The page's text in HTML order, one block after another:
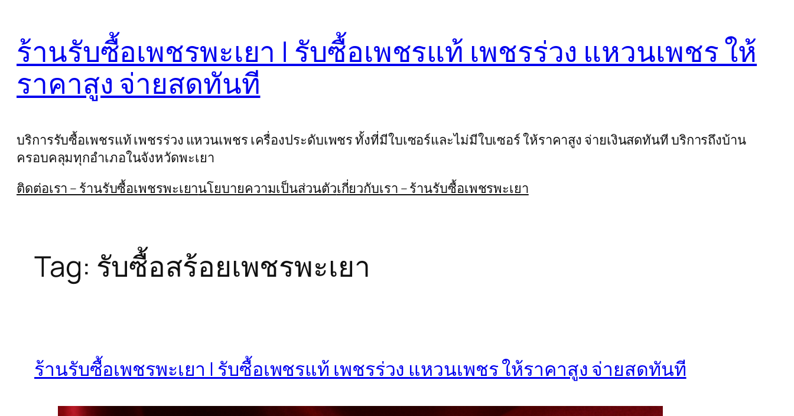
content
ร้านรับซื้อเพชรพะเยา | รับซื้อเพชรแท้ เพชรร่วง แหวนเพชร ให้
ราคาสูง จ่ายสดทันที
บริการรับซื้อเพชรแท้ เพชรร่วง แหวนเพชร เครื่องประดับเพชร ทั้งที่มีใบเซอร์และไม่มีใบเซอร์ ให้ราคาสูง จ่ายเงินสดทันที บริการถึงบ้าน
ครอบคลุมทุกอำเภอในจังหวัดพะเยา
ติดต่อเรา – ร้านรับซื้อเพชรพะเยานโยบายความเป็นส่วนตัวเกี่ยวกับเรา – ร้านรับซื้อเพชรพะเยา
Tag: รับซื้อสร้อยเพชรพะเยา
ร้านรับซื้อเพชรพะเยา | รับซื้อเพชรแท้ เพชรร่วง แหวนเพชร ให้ราคาสูง จ่ายสดทันที